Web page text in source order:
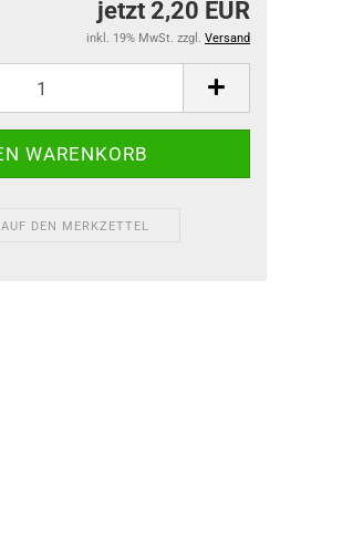
jetzt 2,20 EUR
inkl. 19% MwSt. zzgl. Versand
AUF DEN MERKZETTEL